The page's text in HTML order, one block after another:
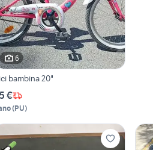
6
bambina 20"
€
(PU)